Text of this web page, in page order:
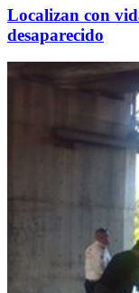
Localizan con
desaparecido